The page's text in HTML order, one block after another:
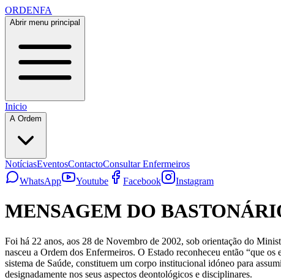
ORDENFA
Abrir menu principal
Inicio
A Ordem
NotíciasEventosContactoConsultar Enfermeiros
WhatsApp
Youtube Facebook Instagram
MENSAGEM DO
Foi há 22 anos, aos 28 de Novembro de 2002, sob orientação do
nasceu a Ordem dos Enfermeiros. O Estado reconheceu então “que
sistema de Saúde, constituem um corpo institucional idóneo para
designadamente nos seus aspectos deontológicos e disciplinares.